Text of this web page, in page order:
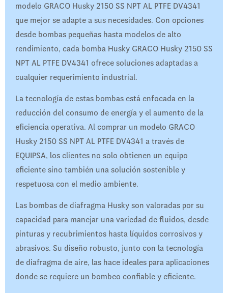
modelo GRACO Husky 2150 SS NPT AL PTFE DV4341
que mejor se adapte a sus necesidades. Con opciones
desde bombas pequeñas hasta modelos de alto
rendimiento, cada bomba Husky GRACO Husky 2150 SS
NPT AL PTFE DV4341 ofrece soluciones adaptadas a
cualquier requerimiento industrial.
La tecnología de estas bombas está enfocada en la
reducción del consumo de energía y el aumento de la
eficiencia operativa. Al comprar un modelo GRACO
Husky 2150 SS NPT AL PTFE DV4341 a través de
EQUIPSA, los clientes no solo obtienen un equipo
eficiente sino también una solución sostenible y
respetuosa con el medio ambiente.
Las bombas de diafragma Husky son valoradas por su
capacidad para manejar una variedad de fluidos, desde
pinturas y recubrimientos hasta líquidos corrosivos y
abrasivos. Su diseño robusto, junto con la tecnología
de diafragma de aire, las hace ideales para aplicaciones
donde se requiere un bombeo confiable y eficiente.